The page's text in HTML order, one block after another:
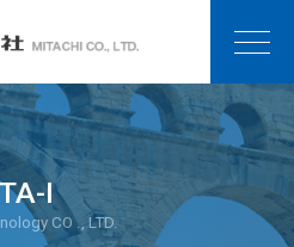
TA-I
CO ., LTD.